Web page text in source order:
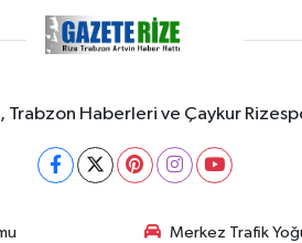
Trabzon Haberleri ve Çaykur
Merkez Trafik